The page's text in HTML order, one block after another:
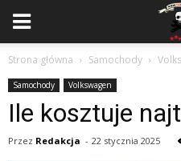
Strona główna Samochody
Samochody Volkswagen
Ile kosztuje
Przez Redakcja - 22 stycznia 2025